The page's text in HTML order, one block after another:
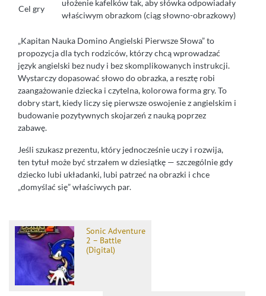
Cel gry
ułożenie kafelków tak, aby słówka odpowiadały
właściwym obrazkom (ciąg słowno-obrazkowy)
„Kapitan Nauka Domino Angielski Pierwsze Słowa” to
propozycja dla tych rodziców, którzy chcą wprowadzać
język angielski bez nudy i bez skomplikowanych instrukcji.
Wystarczy dopasować słowo do obrazka, a resztę robi
zaangażowanie dziecka i czytelna, kolorowa forma gry. To
dobry start, kiedy liczy się pierwsze oswojenie z angielskim i
budowanie pozytywnych skojarzeń z nauką poprzez
zabawę.
Jeśli szukasz prezentu, który jednocześnie uczy i rozwija,
ten tytuł może być strzałem w dziesiątkę — szczególnie gdy
dziecko lubi układanki, lubi patrzeć na obrazki i chce
„domyślać się” właściwych par.
Sonic Adventure
2 – Battle
(Digital)